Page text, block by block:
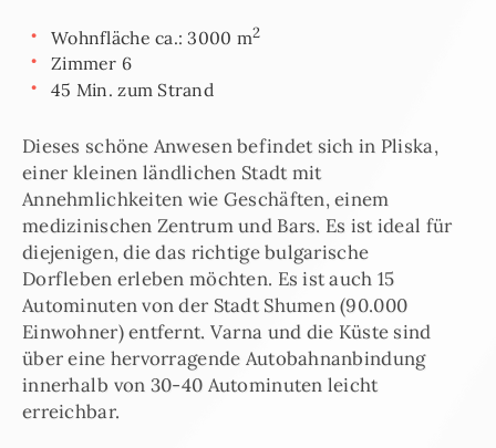
Wohnfläche ca.: 3000 m2
Zimmer 6
45 Min. zum Strand
Dieses schöne Anwesen befindet sich in Pliska,
einer kleinen ländlichen Stadt mit
Annehmlichkeiten wie Geschäften, einem
medizinischen Zentrum und Bars. Es ist ideal für
diejenigen, die das richtige bulgarische
Dorfleben erleben möchten. Es ist auch 15
Autominuten von der Stadt Shumen (90.000
Einwohner) entfernt. Varna und die Küste sind
über eine hervorragende Autobahnanbindung
innerhalb von 30-40 Autominuten leicht
erreichbar.